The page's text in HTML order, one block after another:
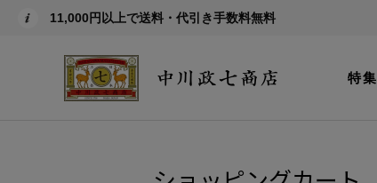
11,000円以上で送料・代引き手数料無料
特集